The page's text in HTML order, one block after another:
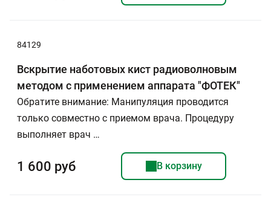
84129
Вскрытие наботовых кист радиоволновым
методом с применением аппарата "ФОТЕК"
Обратите внимание: Манипуляция проводится
только совместно с приемом врача. Процедуру
выполняет врач …
1 600 руб В корзину